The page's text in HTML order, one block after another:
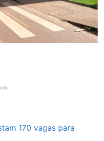
170 vagas para